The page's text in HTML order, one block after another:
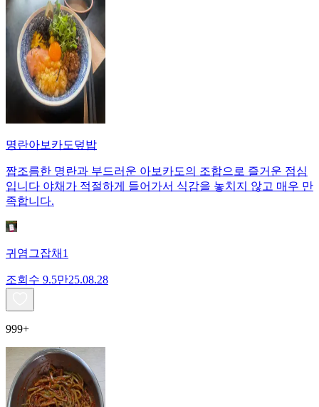
명란아보카도덮밥
짭조름한 명란과 부드러운 아보카도의 조합으로 즐거운 점심
입니다 야채가 적절하게 들어가서 식감을 놓치지 않고 매우 만
족합니다.
귀염그잡채1
조회수 9.5만25.08.28
999+